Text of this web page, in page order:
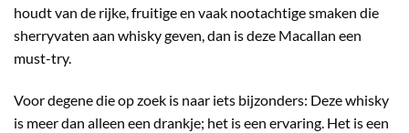
houdt van de rijke, fruitige en vaak nootachtige smaken die
sherryvaten aan whisky geven, dan is deze Macallan een
must-try.
Voor degene die op zoek is naar iets bijzonders: Deze whisky
is meer dan alleen een drankje; het is een ervaring. Het is een